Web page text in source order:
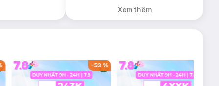
30ml trị giá 350K
(SL có hạn)
Xem thêm
-53%